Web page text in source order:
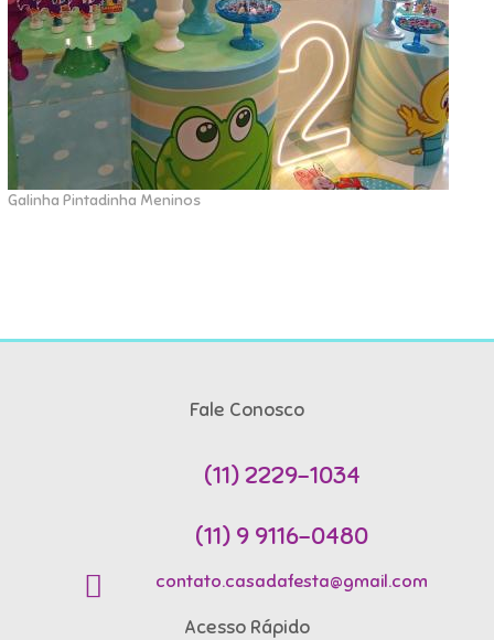
Galinha Pintadinha Meninos
Fale Conosco
(11) 2229-1034
(11) 9 9116-0480
contato.casadafesta@gmail.com
Acesso Rápido